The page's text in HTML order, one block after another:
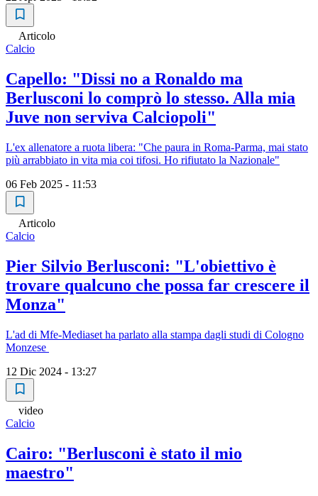
Articolo
Calcio
Capello: "Dissi no a Ronaldo ma
Berlusconi lo comprò lo stesso. Alla mia
Juve non serviva Calciopoli"
L'ex allenatore a ruota libera: "Che paura in Roma-Parma, mai stato
più arrabbiato in vita mia coi tifosi. Ho rifiutato la Nazionale"
06 Feb 2025 - 11:53
Articolo
Calcio
Pier Silvio Berlusconi: "L'obiettivo è
trovare qualcuno che possa far crescere il
Monza"
L'ad di Mfe-Mediaset ha parlato alla stampa dagli studi di Cologno
Monzese
12 Dic 2024 - 13:27
video
Calcio
Cairo: "Berlusconi è stato il mio
maestro"